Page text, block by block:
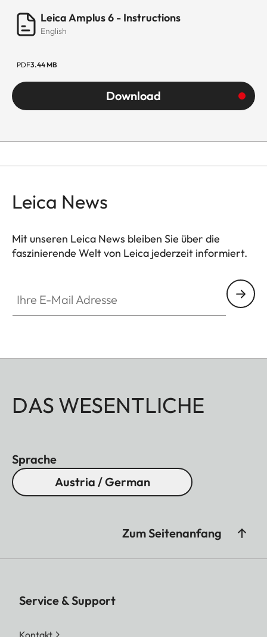
Leica Amplus 6 - Instructions
English
PDF3.44 MB
Download
Leica News
Mit unseren Leica News bleiben Sie über die
faszinierende Welt von Leica jederzeit informiert.
DAS WESENTLICHE
Sprache
Austria / German
Zum Seitenanfang
Service & Support